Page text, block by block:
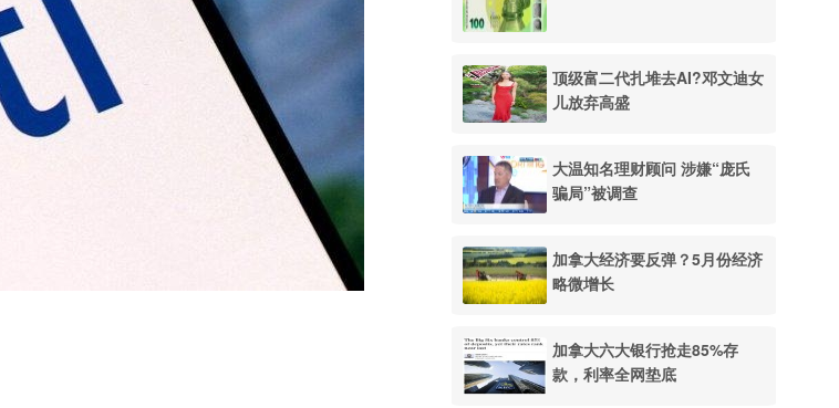
顶级富二代扎堆去AI?邓文迪女
儿放弃高盛
大温知名理财顾问 涉嫌“庞氏
骗局”被调查
加拿大经济要反弹？5月份经济
略微增长
加拿大六大银行抢走85%存
款，利率全网垫底